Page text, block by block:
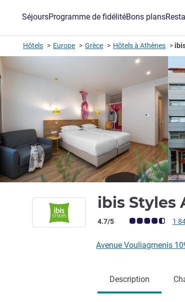
SéjoursProgramme de fidélitéBons plans
Hôtels Europe Grèce Hôtels à Athènes
ibis Styles
Note Avis clients (Note
4.7/5 1
Avenue Vouliagmenis
Description